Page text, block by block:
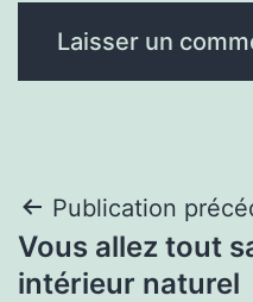
Navigation
de
Publication
Vous allez tout
intérieur naturel